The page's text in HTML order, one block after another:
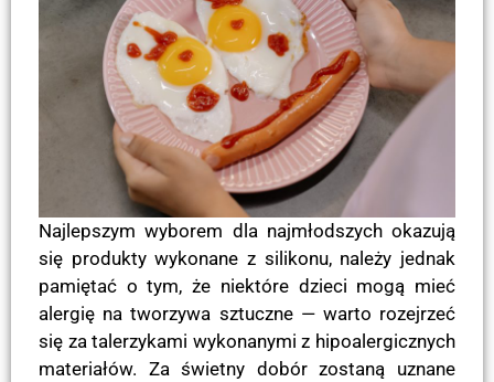
Najlepszym wyborem dla najmłodszych okazują
się produkty wykonane z silikonu, należy jednak
pamiętać o tym, że niektóre dzieci mogą mieć
alergię na tworzywa sztuczne — warto rozejrzeć
się za talerzykami wykonanymi z hipoalergicznych
materiałów. Za świetny dobór zostaną uznane